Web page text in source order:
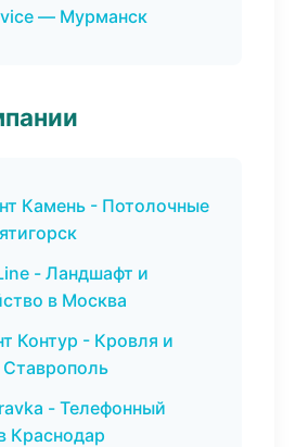
— Мурманск
Камень - Потолочные
- Ландшафт и
в Москва
Контур - Кровля и
- Телефонный
Краснодар